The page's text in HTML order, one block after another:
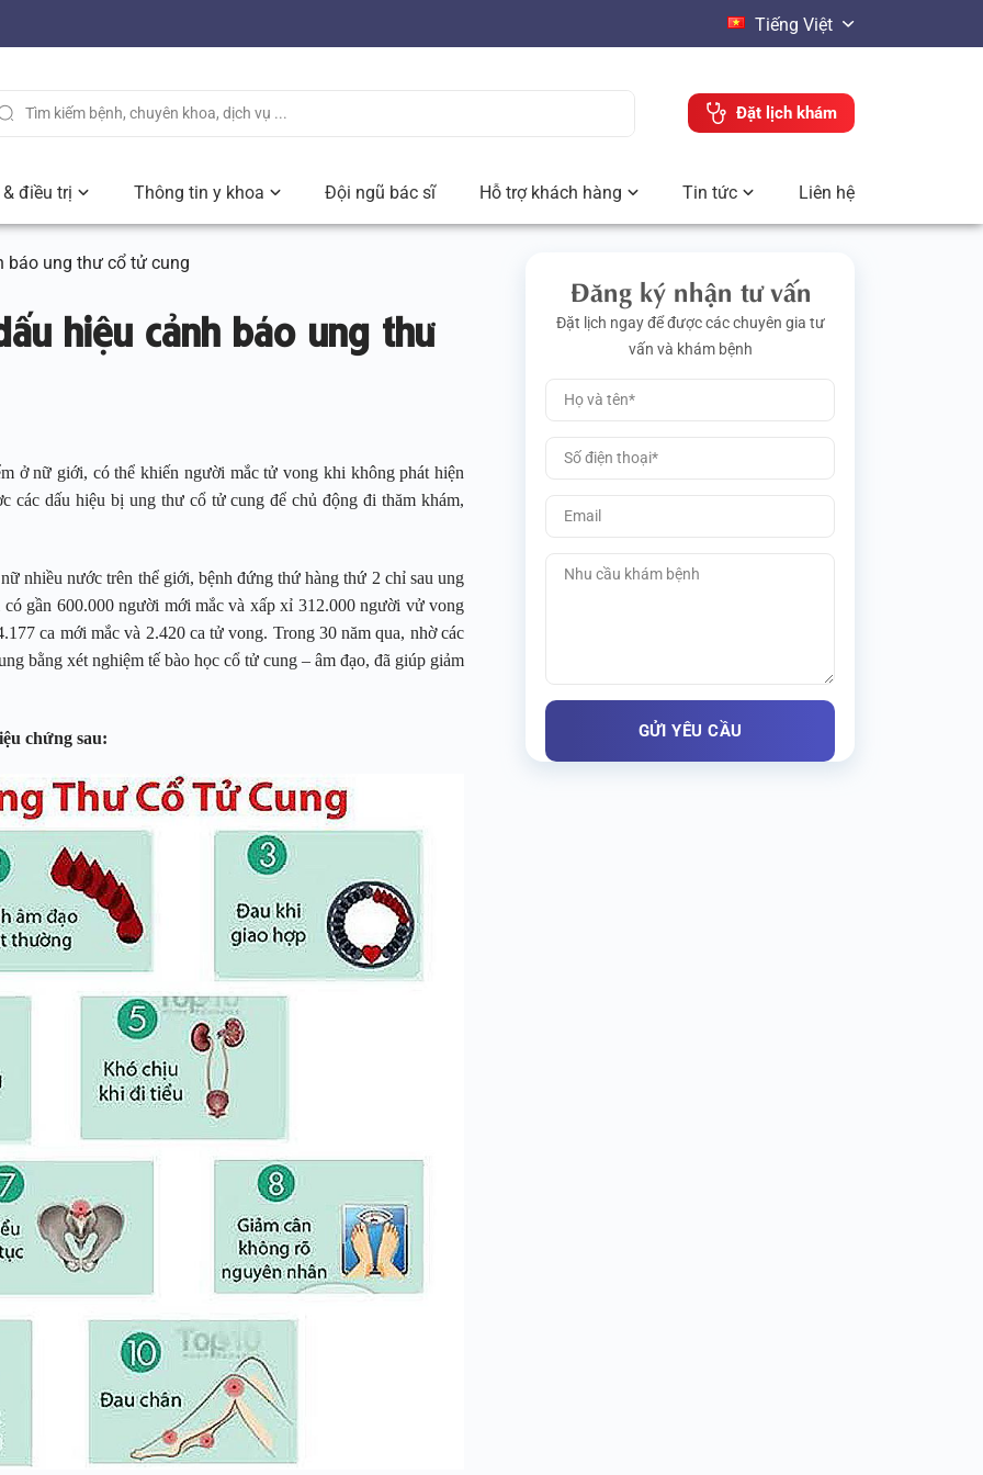
Tiếng Việt
Đặt lịch khám
điều trị Thông tin y khoa Đội ngũ bác sĩ Hỗ trợ khách hàng Tin tức Liên hệ
báo ung thư cổ tử cung
hiệu cảnh báo ung thư
ở nữ giới, có thể khiến người mắc tử vong khi không phát hiện
các dấu hiệu bị ung thư cổ tử cung để chủ động đi thăm khám,
nhiều nước trên thể giới, bệnh đứng thứ hàng thứ 2 chỉ sau ung
gần 600.000 người mới mắc và xấp xỉ 312.000 người vử vong
ca mới mắc và 2.420 ca tử vong. Trong 30 năm qua, nhờ các
bằng xét nghiệm tế bào học cổ tử cung – âm đạo, đã giúp giảm
chứng sau:
Đăng ký nhận tư vấn
Đặt lịch ngay để được các chuyên gia tư
vấn và khám bệnh